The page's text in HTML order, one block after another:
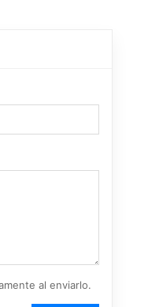
al enviarlo.